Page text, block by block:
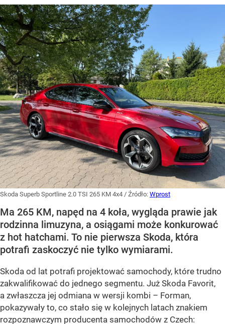
Skoda Superb Sportline 2.0 TSI 265 KM 4x4 / Źródło: Wprost
Ma 265 KM, napęd na 4 koła, wygląda prawie jak
rodzinna limuzyna, a osiągami może konkurować
z hot hatchami. To nie pierwsza Skoda, która
potrafi zaskoczyć nie tylko wymiarami.
Skoda od lat potrafi projektować samochody, które trudno
zakwalifikować do jednego segmentu. Już Skoda Favorit,
a zwłaszcza jej odmiana w wersji kombi – Forman,
pokazywały to, co stało się w kolejnych latach znakiem
rozpoznawczym producenta samochodów z Czech: